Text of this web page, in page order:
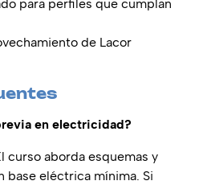
para perfiles que cumplan
de Lacor
en electricidad?
curso aborda esquemas y
eléctrica mínima. Si